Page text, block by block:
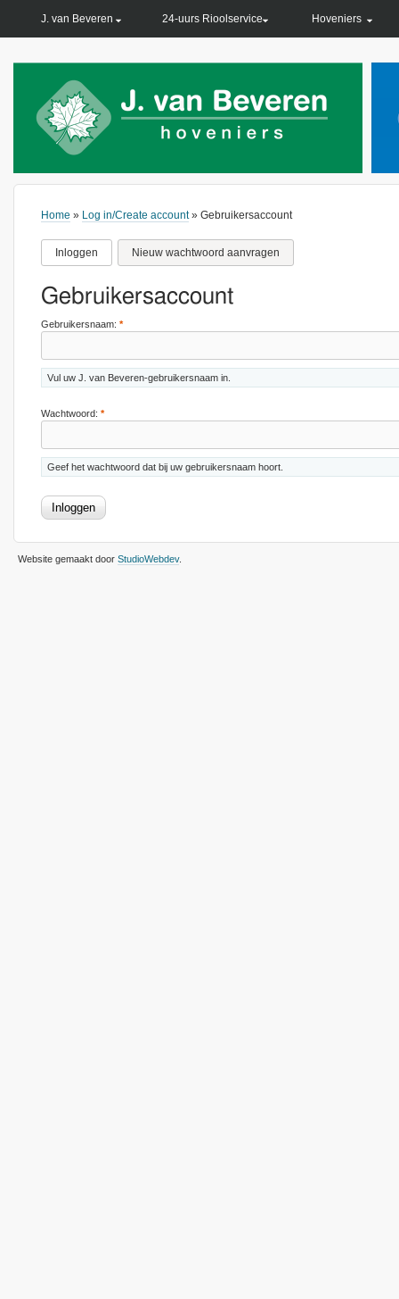
J. van Beveren 24-uurs Rioolservice Hoveniers
Home » Log in/Create account» Gebruikersaccount
Inloggen Nieuw wachtwoord aanvragen
Gebruikersaccount
Gebruikersnaam: *
Vul uw J. van Beveren-gebruikersnaam in.
Wachtwoord: *
Geef het wachtwoord dat bij uw gebruikersnaam hoort.
Website gemaakt door StudioWebdev.